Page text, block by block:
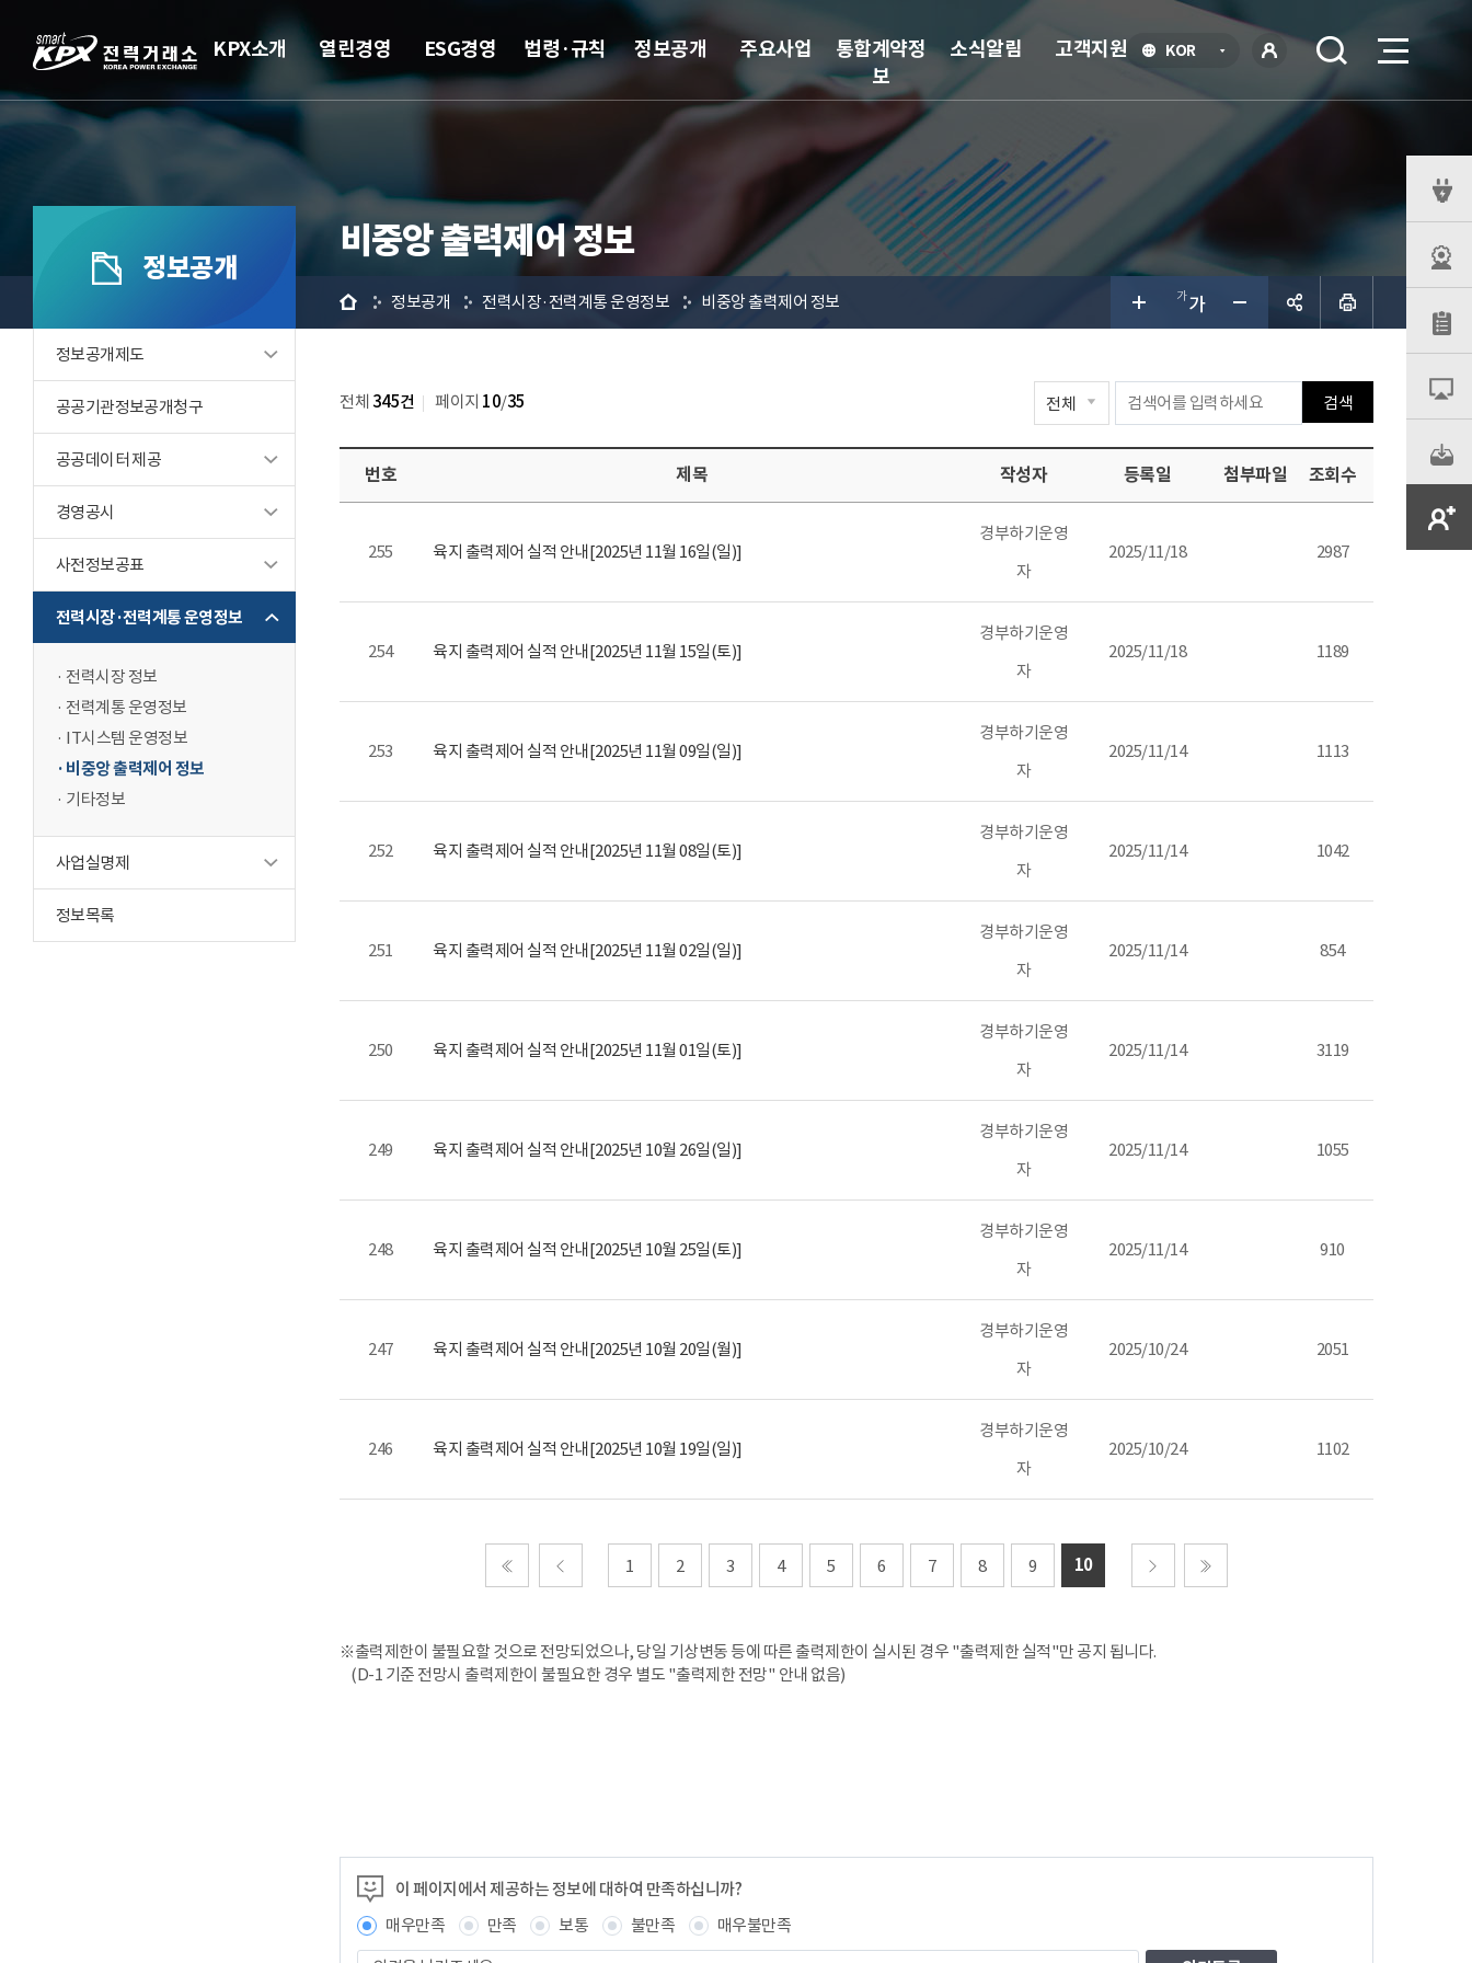
KOR언
그인
KPX소개 열린경영 ESG경영 법령·규칙 정보공개 주요사업
통합계약정
보
소식알림 고객지원
정보공개
정보공개제도
공공기관정보공개청구
공공데이터 제공
경영공시
사전정보공표
전력시장·전력계통 운영정보
전력시장 정보
전력계통 운영정보
IT시스템 운영정보
비중앙 출력제어 정보
기타정보
사업실명제
정보목록
비중앙 출력제어 정보
홈 정보공개 전력시장·전력계통 운영정보 비중앙 출력제어 정보
검색
전체 345건 페이지 10/35
번호 제목 작성자 등록일 첨부파일 조회수
255 육지 출력제어 실적 안내[2025년 11월 16일(일)]
경부하기운영
자
2025/11/18 2987
254 육지 출력제어 실적 안내[2025년 11월 15일(토)]
경부하기운영
자
2025/11/18 1189
253 육지 출력제어 실적 안내[2025년 11월 09일(일)]
경부하기운영
자
2025/11/14 1113
252 육지 출력제어 실적 안내[2025년 11월 08일(토)]
경부하기운영
자
2025/11/14 1042
251 육지 출력제어 실적 안내[2025년 11월 02일(일)]
경부하기운영
자
2025/11/14 854
250 육지 출력제어 실적 안내[2025년 11월 01일(토)]
경부하기운영
자
2025/11/14 3119
249 육지 출력제어 실적 안내[2025년 10월 26일(일)]
경부하기운영
자
2025/11/14 1055
248 육지 출력제어 실적 안내[2025년 10월 25일(토)]
경부하기운영
자
2025/11/14 910
247 육지 출력제어 실적 안내[2025년 10월 20일(월)]
경부하기운영
자
2025/10/24 2051
246 육지 출력제어 실적 안내[2025년 10월 19일(일)]
경부하기운영
자
2025/10/24 1102
1 2 3 4 5 6 7 8 9 10
※출력제한이 불필요할 것으로 전망되었으나, 당일 기상변동 등에 따른 출력제한이 실시된 경우 "출력제한 실적"만 공지 됩니다.
(D-1 기준 전망시 출력제한이 불필요한 경우 별도 "출력제한 전망" 안내 없음)
이 페이지에서 제공하는 정보에 대하여 만족하십니까?
매우만족
만족 보통 불만족
매우불만족
뉴